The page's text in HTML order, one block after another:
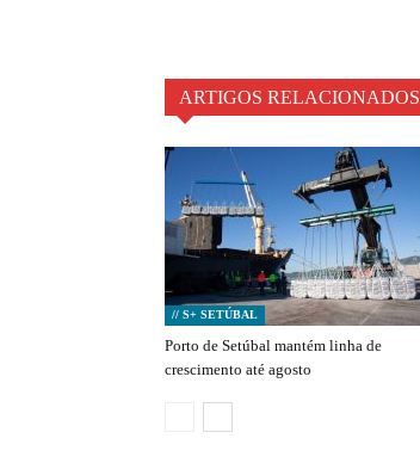
ARTIGOS RELACIONADOS
// S+ SETÚBAL
Porto de Setúbal mantém linha de
crescimento até agosto